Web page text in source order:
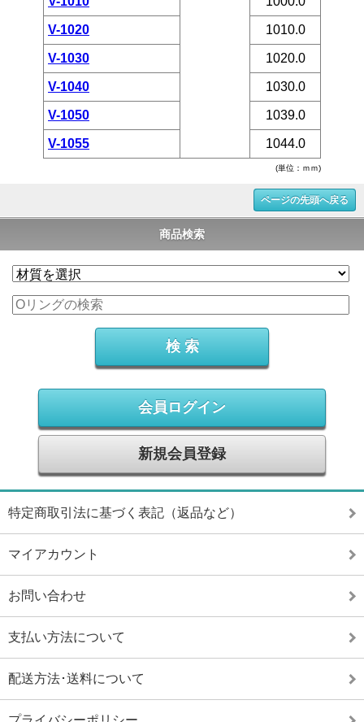
(単位：ｍｍ)
V-1020 1010.0
V-1030 1020.0
V-1040 1030.0
V-1050 1039.0
V-1055 1044.0
ページの先頭へ戻る
商品検索
会員ログイン
新規会員登録
特定商取引法に基づく表記（返品など）
マイアカウント
お問い合わせ
支払い方法について
配送方法･送料について